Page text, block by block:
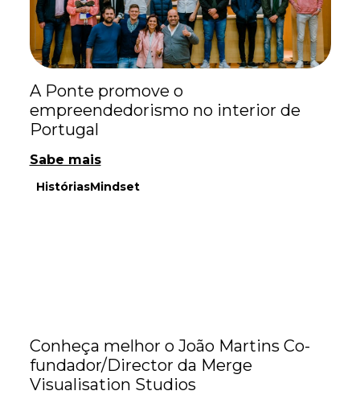
A Ponte promove o
empreendedorismo no interior de
Portugal
Sabe mais
HistóriasMindset
Conheça melhor o João Martins Co-
fundador/Director da Merge
Visualisation Studios